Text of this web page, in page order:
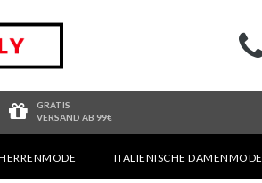
GRATIS
VERSAND AB 99€
ITALIENISCHE DAMENMODE